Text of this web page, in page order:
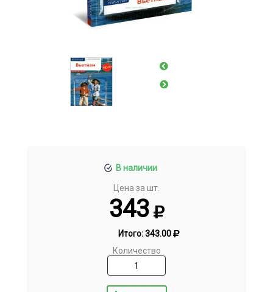
В наличии
Цена за шт.
343
Итого:343.00
Количество